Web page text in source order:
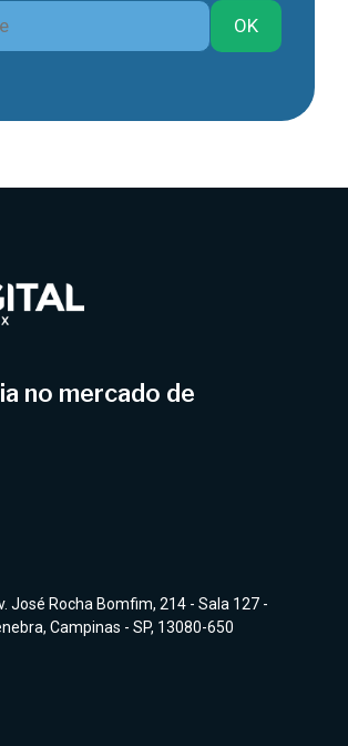
no mercado de
José Rocha Bomfim, 214 - Sala 127 -
Campinas - SP, 13080-650